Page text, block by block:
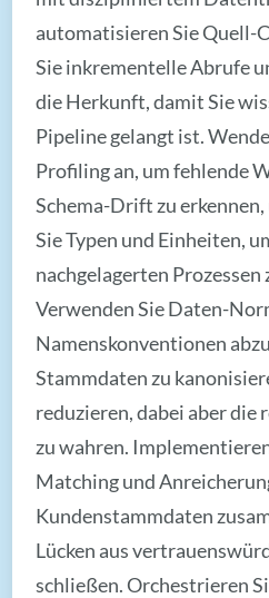
automatisieren Sie Quell-
Sie inkrementelle Abrufe
die Herkunft, damit Sie
Pipeline gelangt ist.
Profiling an, um fehlende
Schema-Drift zu
Sie Typen und Einheiten,
nachgelagerten Prozessen
Verwenden Sie Daten-
Namenskonventionen
Stammdaten zu
reduzieren, dabei aber
zu wahren.
Matching und
Kundenstammdaten
Lücken aus
schließen. Orchestrieren